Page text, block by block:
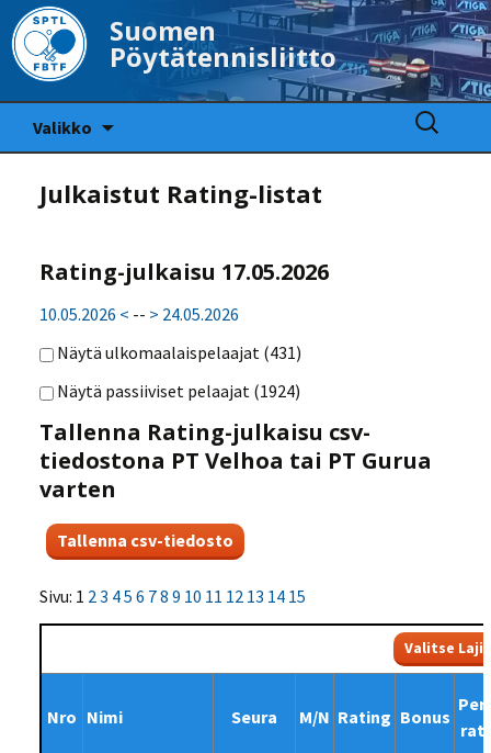
Suomen
Pöytätennisliitto
Valikko
Haku:
Julkaistut Rating-listat
Rating-julkaisu 17.05.2026
10.05.2026 < -- > 24.05.2026
Näytä ulkomaalaispelaajat (431)
Näytä passiiviset pelaajat (1924)
Tallenna Rating-julkaisu csv-
tiedostona PT Velhoa tai PT Gurua
varten
Sivu: 1 23 45 6 78 9 10 11 12 13 14 15
Nro Nimi Seura M/N Rating Bonus